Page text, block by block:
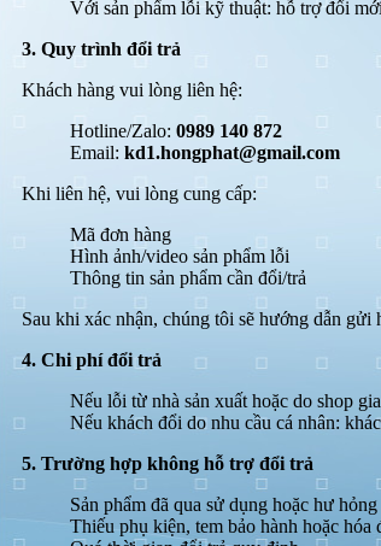
Với sản phẩm lỗi kỹ thuật: hỗ trợ đổi
3. Quy trình đổi trả
Khách hàng vui lòng liên hệ:
Hotline/Zalo: 0989 140 872
Email: kd1.hongphat@gmail.com
Khi liên hệ, vui lòng cung cấp:
Mã đơn hàng
Hình ảnh/video sản phẩm lỗi
Thông tin sản phẩm cần đổi/trả
Sau khi xác nhận, chúng tôi sẽ hướng dẫn gửi
4. Chi phí đổi trả
Nếu lỗi từ nhà sản xuất hoặc do shop
Nếu khách đổi do nhu cầu cá nhân:
5. Trường hợp không hỗ trợ đổi trả
Sản phẩm đã qua sử dụng hoặc hư
Thiếu phụ kiện, tem bảo hành hoặc hóa